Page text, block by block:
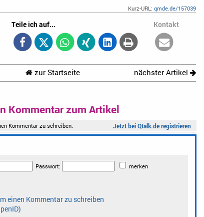
Kurz-URL:qmde.de/157039
Teile ich auf... Kontakt
zur Startseite nächster Artikel
Kommentar zum Artikel